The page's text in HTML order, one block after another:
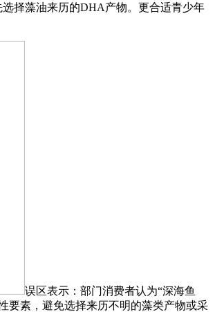
择藻油来历的DHA产物。更合适青少年
误区表示：部门消费者认为“深海鱼
要素，避免选择来历不明的藻类产物或采